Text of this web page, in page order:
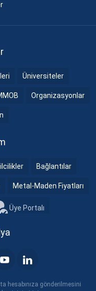
Üniversiteler
Organizasyonlar
Bağlantılar
Metal-Maden Fiyatları
Üye Portalı
hesabınıza gönderilmesini